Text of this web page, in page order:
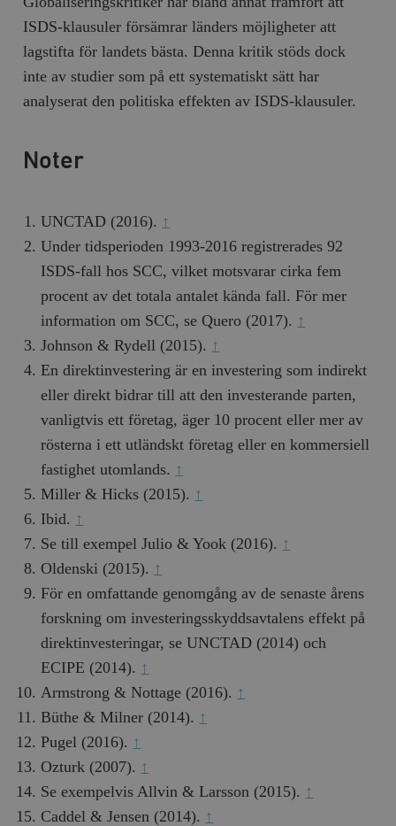
ISDS-klausuler försämrar länders möjligheter att
lagstifta för landets bästa. Denna kritik stöds dock
inte av studier som på ett systematiskt sätt har
analyserat den politiska effekten av ISDS-klausuler.
Noter
UNCTAD (2016). ↑
Under tidsperioden 1993-2016 registrerades 92
ISDS-fall hos SCC, vilket motsvarar cirka fem
procent av det totala antalet kända fall. För mer
information om SCC, se Quero (2017). ↑
Johnson & Rydell (2015). ↑
En direktinvestering är en investering som indirekt
eller direkt bidrar till att den investerande parten,
vanligtvis ett företag, äger 10 procent eller mer av
rösterna i ett utländskt företag eller en kommersiell
fastighet utomlands. ↑
Miller & Hicks (2015). ↑
Ibid. ↑
Se till exempel Julio & Yook (2016). ↑
Oldenski (2015). ↑
För en omfattande genomgång av de senaste årens
forskning om investeringsskyddsavtalens effekt på
direktinvesteringar, se UNCTAD (2014) och
ECIPE (2014). ↑
Armstrong & Nottage (2016). ↑
Büthe & Milner (2014). ↑
Pugel (2016). ↑
Ozturk (2007). ↑
Se exempelvis Allvin & Larsson (2015). ↑
Caddel & Jensen (2014). ↑